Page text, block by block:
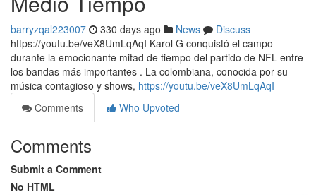
barryzqal223007 330 days ago News
Discuss
https://youtu.be/veX8UmLqAqI Karol G conquistó el campo
durante la emocionante mitad de tiempo del partido de NFL entre
los bandas más importantes . La colombiana, conocida por su
música contagioso y shows, https://youtu.be/veX8UmLqAqI
Comments
Who Upvoted
Comments
Submit a Comment
No HTML